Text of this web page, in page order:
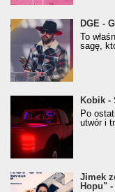
donGURALesko
Klasyczny/
(Popkillery 2023)
DGE -
To
sagę,
Kobik - Slalom ft.
[Official Music
Kobik -
Po
utwór i
Jimek zdradza
Hopu" - wywiad
Jimek
Hopu"